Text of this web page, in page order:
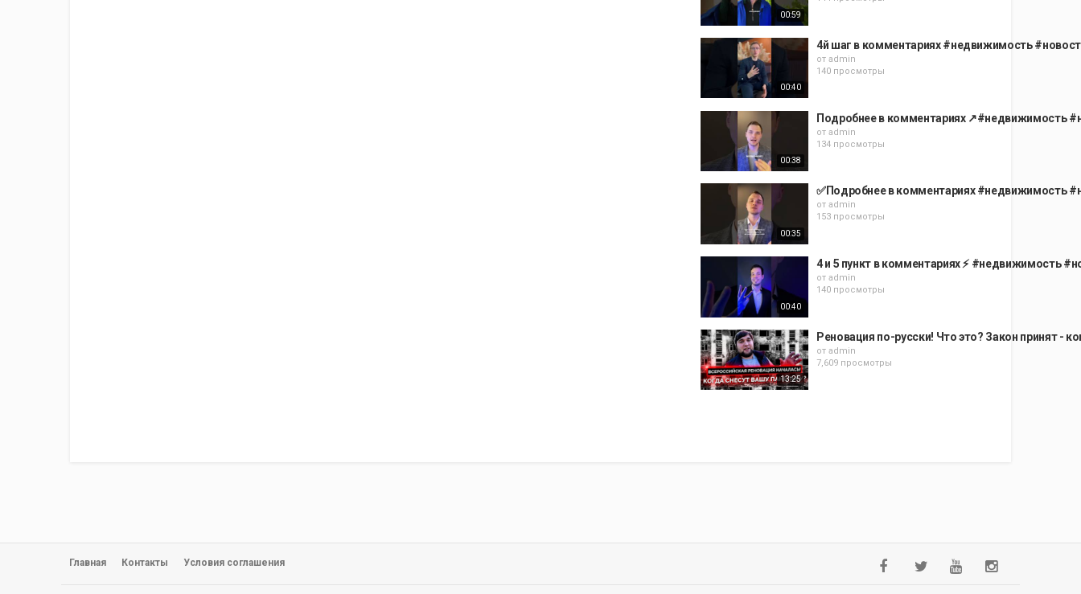
00:59
00:40
4й шаг в комментариях #недвижимость
от admin
140 просмотры
00:38
Подробнее в комментариях ↗️#недвижимость
от admin
134 просмотры
00:35
✅Подробнее в комментариях #недвижимость
от admin
153 просмотры
00:40
4 и 5 пункт в комментариях ⚡️ #недвижимость
от admin
140 просмотры
13:25
Реновация по-русски! Что это? Закон принят -
от admin
7,609 просмотры
Главная Контакты Условия соглашения